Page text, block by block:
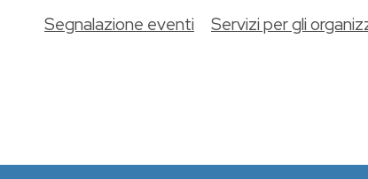
Segnalazione eventi Servizi per gli